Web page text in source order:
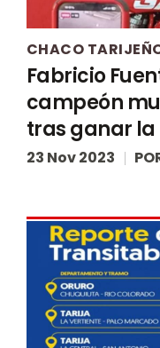
CHACO
Fabricio
campeón
tras ganar la
23 Nov 2023